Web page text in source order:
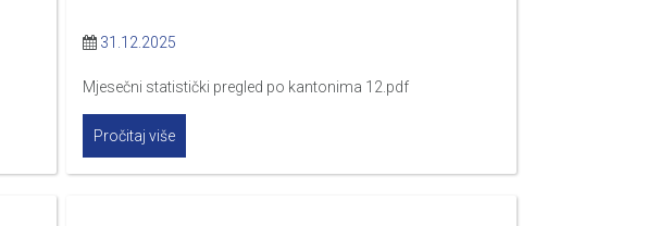
31.12.2025
Mjesečni statistički pregled po kantonima 12.pdf
Pročitaj više